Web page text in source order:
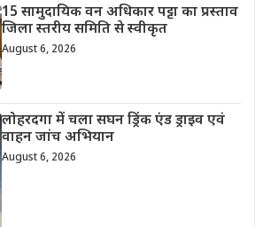
15 सामुदायिक वन अधिकार पट्टा का प्रस्ताव
जिला स्तरीय समिति से स्वीकृत
August 6, 2026
लोहरदगा में चला सघन ड्रिंक एंड ड्राइव एवं
वाहन जांच अभियान
August 6, 2026